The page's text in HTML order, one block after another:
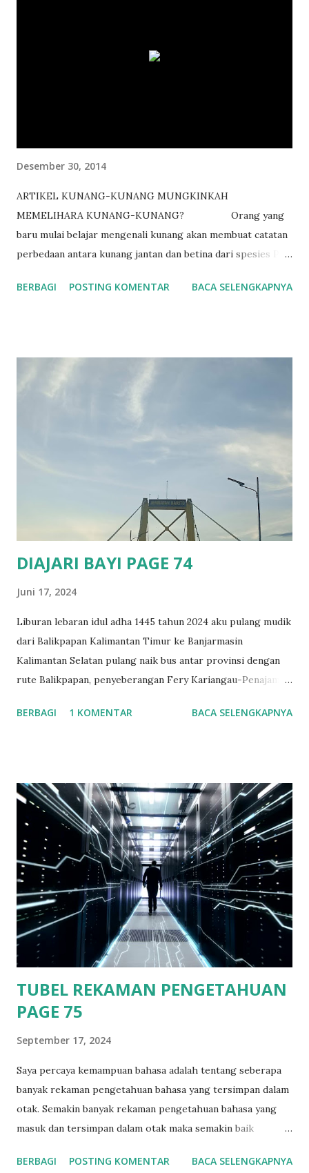
Desember 30, 2014
ARTIKEL KUNANG-KUNANG MUNGKINKAH
MEMELIHARA KUNANG-KUNANG? Orang yang
baru mulai belajar mengenali kunang akan membuat catatan
perbedaan antara kunang jantan dan betina dari spesies P.
dari jantan. Jantan mempunyai lentera lebih besar dari
kedipan lentera jantan dan direspon oleh betina adalah
digunakan untuk berburu kunang betina dengan
menggunakan kedipan cahaya dari pen light untuk meniru
pola kedipan cahaya dari jantan. Kemampuan berburu
kunang betina dan menangkap betina kunang jenis P. pyralis
menjadikannya ideal untuk mempelajarinya dan meneliti
BERBAGI POSTING KOMENTAR BACA SELENGKAPNYA
DIAJARI BAYI PAGE 74
Juni 17, 2024
Liburan lebaran idul adha 1445 tahun 2024 aku pulang mudik
dari Balikpapan Kalimantan Timur ke Banjarmasin
Kalimantan Selatan pulang naik bus antar provinsi dengan
rute Balikpapan, penyeberangan Fery Kariangau-Penajam
Binuang, Mataraman, Astambul, Martapura, Banjarbaru,
keadaanny antri mau masuk ke Fery. Karena mendekati mau
libur hari raya kurban dan weekend jadi diperkirakan
karena ituah banyak orang melakukan perjalanan Kaltim ke
Kalsel. Saat di Fery aku naik ke rooftop ada tempat duduk di
samping ruangan kapten pengemudi fery. Saat itu bulan
telah terlihat dengan terang, suasana langit yang cerah
membuat bulan dan bintang terlihat terang dan jelas. Sambil
memandang ke langit dengan hiasan bulan dan bintang yang
terlihat begitu indah. Ditambah hembusan angin laut malam
ya...
BERBAGI 1 KOMENTAR BACA SELENGKAPNYA
TUBEL REKAMAN PENGETAHUAN
PAGE 75
September 17, 2024
Saya percaya kemampuan bahasa adalah tentang seberapa
banyak rekaman pengetahuan bahasa yang tersimpan dalam
otak. Semakin banyak rekaman pengetahuan bahasa yang
masuk dan tersimpan dalam otak maka semakin baik
kemampuan Bahasa tinggi saya percaya rekaman
BERBAGI POSTING KOMENTAR BACA SELENGKAPNYA